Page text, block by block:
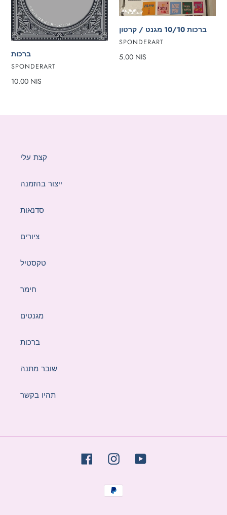
ברכות
VENDOR
SPONDERART
Regular
10.00 NIS
ברכות 10/10 מגנט / קרטון
VENDOR
SPONDERART
Regular
5.00 NIS
קצת עלי
ייצור בהזמנה
סדנאות
ציורים
טקסטיל
חימר
מגנטים
ברכות
שובר מתנה
תהיו בקשר
FacebookInstagramYouTube
Payment
methods